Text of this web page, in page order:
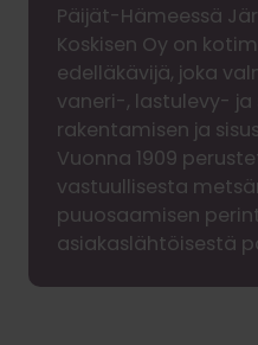
Päijät-Hämeessä
Koskisen Oy on
edelläkävijä, joka
vaneri-, lastulevy- ja
rakentamisen ja
Vuonna 1909
vastuullisesta
puuosaamisen
asiakaslähtöisestä